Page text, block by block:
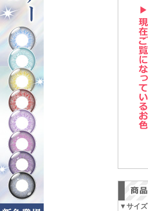
▼サイズ